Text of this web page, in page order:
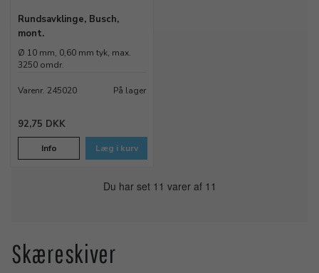
Rundsavklinge, Busch,
mont.
Ø 10 mm, 0,60 mm tyk, max.
3250 omdr.
Varenr. 245020 På lager
92,75 DKK
Info Læg i kurv
Du har set 11 varer af 11
Skæreskiver